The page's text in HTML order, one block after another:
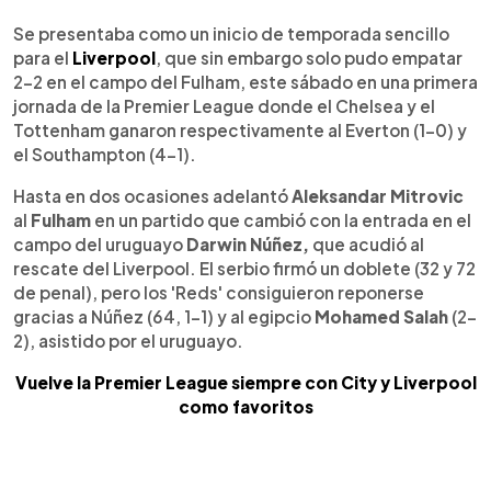
Escuchar artículo
Se presentaba como un inicio de temporada sencillo
para el Liverpool, que sin embargo solo pudo empatar
2-2 en el campo del Fulham, este sábado en una primera
jornada de la Premier League donde el Chelsea y el
Tottenham ganaron respectivamente al Everton (1-0) y
el Southampton (4-1).
Hasta en dos ocasiones adelantóAleksandar Mitrovic
al Fulham en un partido que cambió con la entrada en el
campo del uruguayo Darwin Núñez, que acudió al
rescate del Liverpool. El serbio firmó un doblete (32 y 72
de penal), pero los 'Reds' consiguieron reponerse
gracias a Núñez (64, 1-1) y al egipcio Mohamed Salah (2-
2), asistido por el uruguayo.
Vuelve la Premier League siempre con City y Liverpool
como favoritos